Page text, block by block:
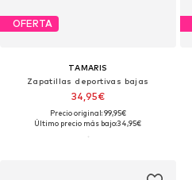
OFERTA
TAMARIS
Zapatillas deportivas bajas
34,95€
Precio original: 99,95€
Último precio más bajo:34,95€